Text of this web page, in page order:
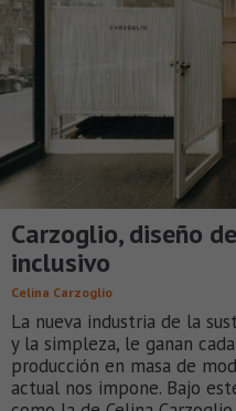
Carzoglio, diseño
inclusivo
Celina Carzoglio
La nueva industria de la
y la simpleza, le ganan
producción en masa de
actual nos impone. Bajo